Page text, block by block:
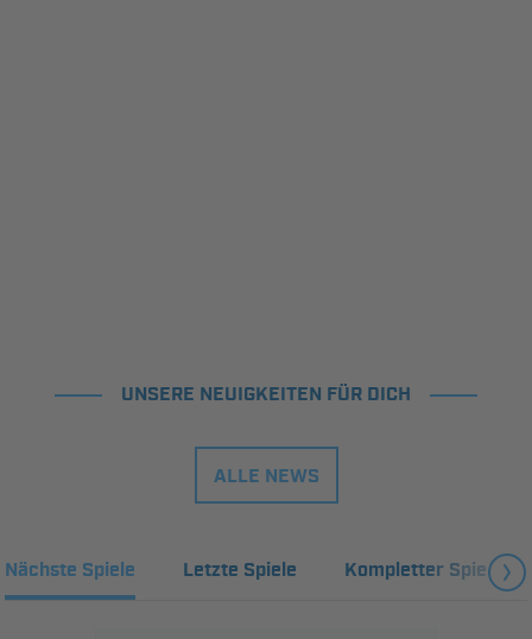
UNSERE NEUIGKEITEN FÜR DICH
ALLE NEWS
Nächste Spiele Letzte Spiele Kompletter Spielplan